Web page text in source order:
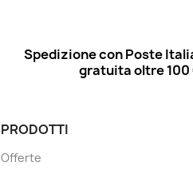
Spedizione con Poste
gratuita oltre 100
PRODOTTI
Offerte